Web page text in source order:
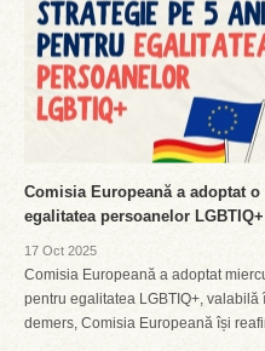
Comisia Europeană a adoptat
egalitatea persoanelor LGBTIQ+
17 Oct 2025
Comisia Europeană a adoptat
pentru egalitatea LGBTIQ+,
demers, Comisia Europeană își